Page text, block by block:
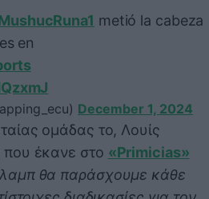
metió la cabeza
en
December 1, 2024
ομάδας το, Λουίς
έκανε στο «Primicias»
θα παράσχουμε κάθε